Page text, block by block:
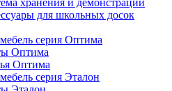
хранения и демонстрации
для школьных досок
серия Оптима
Оптима
Оптима
серия Эталон